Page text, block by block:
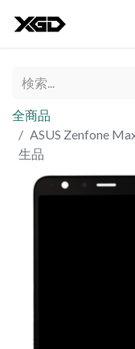
全商品
ASUS Zenfone
生品